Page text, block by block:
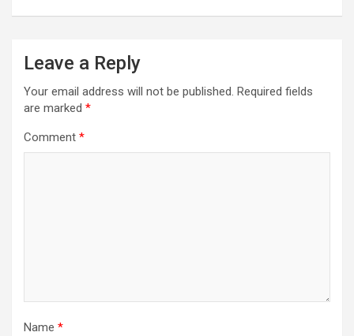
Leave a Reply
Your email address will not be published. Required fields
are marked *
Comment *
Name *